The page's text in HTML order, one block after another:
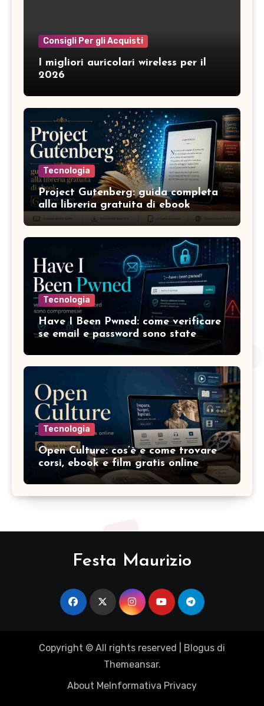
Consigli Per gli Acquisti
I migliori auricolari wireless per il
2026
Tecnologia
Project Gutenberg: guida completa
alla libreria gratuita di ebook
Tecnologia
Have I Been Pwned: come verificare
se email e password sono state
compromesse
Tecnologia
Open Culture: cos’è e come trovare
corsi, ebook e film gratis online
Festa Maurizio
Copyright © All rights reserved Blogus di
Themeansar.
About MeInformativa Privacy